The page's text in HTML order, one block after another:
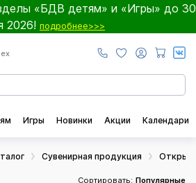
«БДВ детям» и «Игры» до 30
2026! подробнее>>>
Игры Новинки Акции Календари
Сувенирная продукция
Сортировать: Популярные